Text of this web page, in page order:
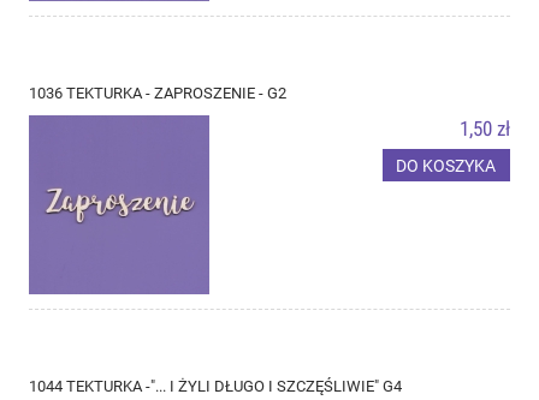
1036 TEKTURKA - ZAPROSZENIE - G2
1,50 zł
DO KOSZYKA
1044 TEKTURKA -"... I ŻYLI DŁUGO I SZCZĘŚLIWIE" G4